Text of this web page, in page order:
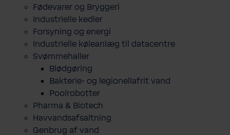
Fødevarer og Bryggeri
Industrielle kedler
Forsyning og energi
Industrielle køleanlæg til datacentre
Svømmehaller
Blødgøring
Bakterie- og legionellafrit vand
Poolrobotter
Pharma & Biotech
Havvandsafsaltning
Genbrug af vand